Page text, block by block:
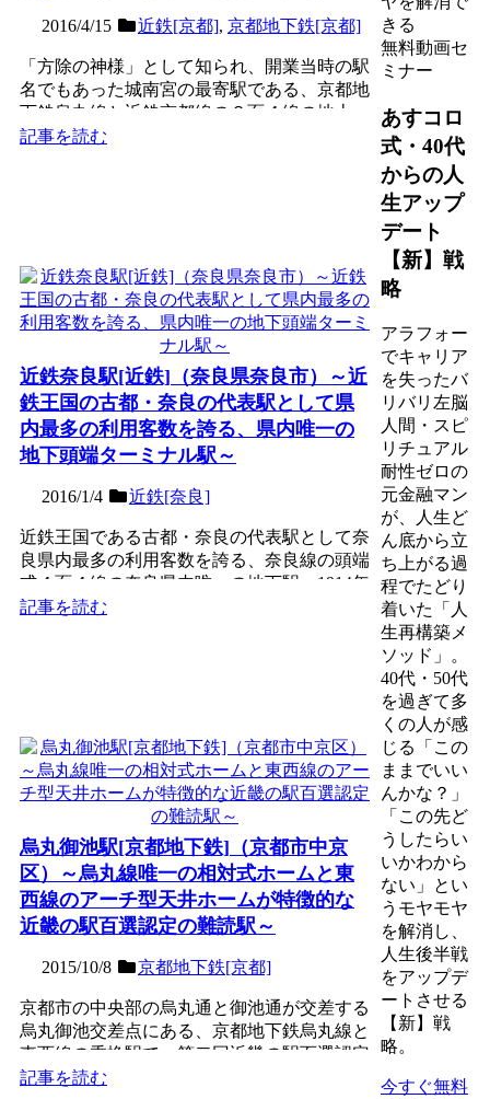
2016/4/15 近鉄[京都], 京都地下鉄[京都]
「方除の神様」として知られ、開業当時の駅
名でもあった城南宮の最寄駅である、京都地
下鉄烏丸線と近鉄京都線の２面４線の地上
駅。昭和初期に開業し長...
記事を読む
近鉄奈良駅[近鉄]（奈良県奈良市）～近
鉄王国の古都・奈良の代表駅として県
内最多の利用客数を誇る、県内唯一の
地下頭端ターミナル駅～
2016/1/4 近鉄[奈良]
近鉄王国である古都・奈良の代表駅として奈
良県内最多の利用客数を誇る、奈良線の頭端
式４面４線の奈良県内唯一の地下駅。1914年
（大正3年）に、...
記事を読む
烏丸御池駅[京都地下鉄]（京都市中京
区）～烏丸線唯一の相対式ホームと東
西線のアーチ型天井ホームが特徴的な
近畿の駅百選認定の難読駅～
2015/10/8 京都地下鉄[京都]
京都市の中央部の烏丸通と御池通が交差する
烏丸御池交差点にある、京都地下鉄烏丸線と
東西線の乗換駅で、第二回近畿の駅百選認定
駅。1981年の烏丸...
記事を読む
きる
無料動画セ
ミナー
あすコロ
式・40代
からの人
生アップ
デート
【新】戦
略
アラフォー
でキャリア
を失ったバ
リバリ左脳
人間・スピ
リチュアル
耐性ゼロの
元金融マン
が、人生ど
ん底から立
ち上がる過
程でたどり
着いた「人
生再構築メ
ソッド」。
40代・50代
を過ぎて多
くの人が感
じる「この
ままでいい
んかな？」
「この先ど
うしたらい
いかわから
ない」とい
うモヤモヤ
を解消し、
人生後半戦
をアップデ
ートさせる
【新】戦
略。
今すぐ無料